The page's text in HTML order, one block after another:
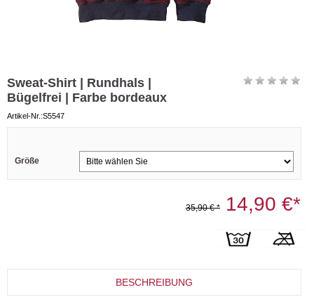
Sweat-Shirt | Rundhals |
Bügelfrei | Farbe bordeaux
Artikel-Nr.:S5547
Größe
35,90 € * 14,90 €*
BESCHREIBUNG